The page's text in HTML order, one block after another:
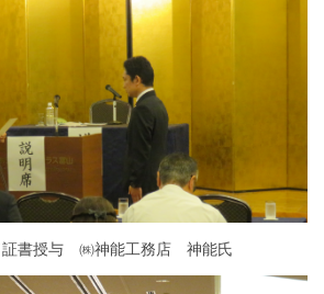
証書授与 ㈱神能工務店 神能氏